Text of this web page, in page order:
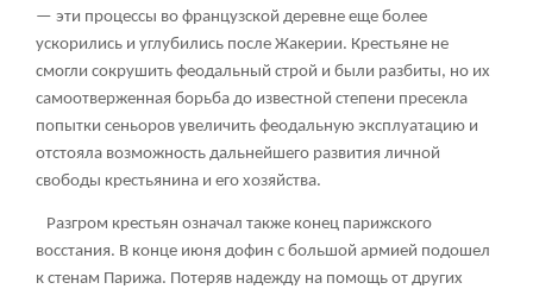
— эти процессы во французской деревне еще более
ускорились и углубились после Жакерии. Крестьяне не
смогли сокрушить феодальный строй и были разбиты, но их
самоотверженная борьба до известной степени пресекла
попытки сеньоров увеличить феодальную эксплуатацию и
отстояла возможность дальнейшего развития личной
свободы крестьянина и его хозяйства.
Разгром крестьян означал также конец парижского
восстания. В конце июня дофин с большой армией подошел
к стенам Парижа. Потеряв надежду на помощь от других